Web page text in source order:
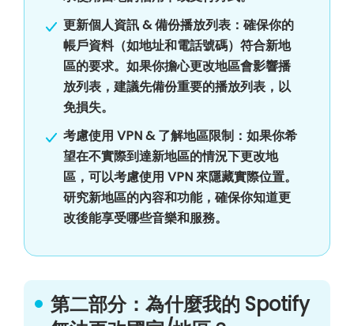
更新個人資訊 & 備份播放列表：確保你的
帳戶資料（如地址和電話號碼）符合新地
區的要求。如果你擔心更改地區會影響播
放列表，建議先備份重要的播放列表，以
免損失。
考慮使用 VPN & 了解地區限制：如果你希
望在不實際到達新地區的情況下更改地
區，可以考慮使用 VPN 來隱藏實際位置。
研究新地區的內容和功能，確保你知道更
改後能享受哪些音樂和服務。
第二部分：為什麼我的 Spotify